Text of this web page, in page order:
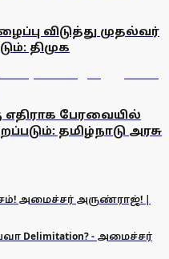
விடுத்து முதல்வர்
திமுக
பேரவையில்
தமிழ்நாடு அரசு
அமைச்சர் அருண்ராஜ்! |
Delimitation? - அமைச்சர்